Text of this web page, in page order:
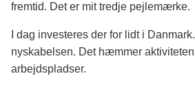
fremtid. Det er mit tredje pejlemærke.
I dag investeres der for lidt i
nyskabelsen. Det hæmmer
arbejdspladser.